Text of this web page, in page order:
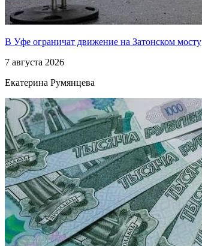
В Уфе ограничат движение на Затонском мосту
7 августа 2026
Екатерина Румянцева